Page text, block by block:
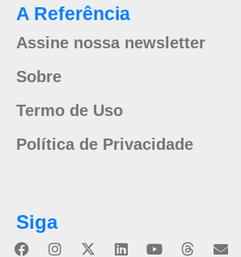
A Referência
Assine nossa newsletter
Sobre
Termo de Uso
Política de Privacidade
Siga